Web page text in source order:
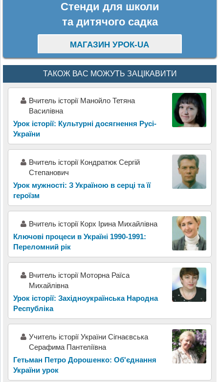
Стенди для школи
та дитячого садка
МАГАЗИН УРОК-UA
ТАКОЖ ВАС МОЖУТЬ ЗАЦІКАВИТИ
Вчитель історії Манойло Тетяна
Василівна
Урок історії: Культурні досягнення Русі-
України
Вчитель історії Кондратюк Сергій
Степанович
Урок мужності: З Україною в серці та її
героїзм
Вчитель історії Корх Ірина Михайлівна
Ключові процеси в Україні 1990-1991:
Переломний рік
Вчитель історії Моторна Раїса
Михайлівна
Урок історії: Західноукраїнська Народна
Республіка
Учитель історії України Сігнаєвська
Серафима Пантеліївна
Гетьман Петро Дорошенко: Об'єднання
України урок